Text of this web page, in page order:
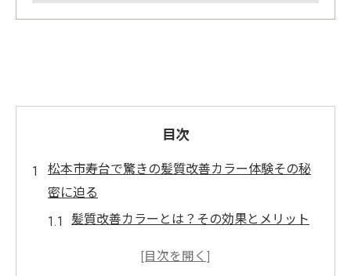
目次
松本市寿台で驚きの髪質改善カラー体験その秘
密に迫る
髪質改善カラーとは？その効果とメリット
松本市寿台で髪質改善カラーが選ばれる理